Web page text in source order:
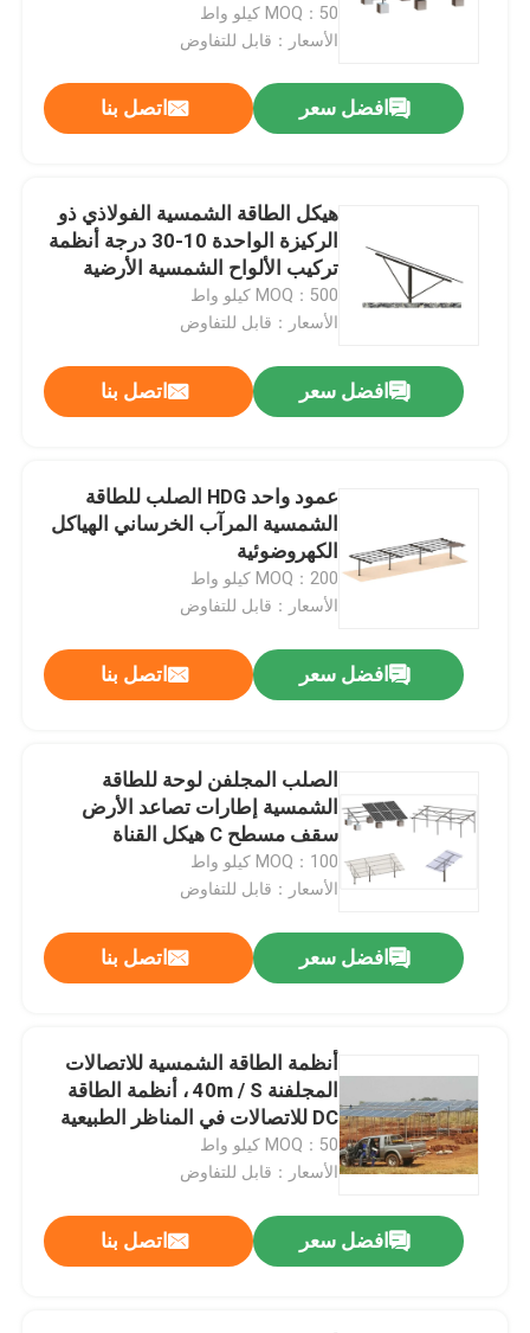
MOQ：50 كيلو واط
الأسعار：قابل للتفاوض
افضل سعر اتصل بنا
هيكل الطاقة الشمسية الفولاذي ذو
الركيزة الواحدة 10-30 درجة أنظمة
تركيب الألواح الشمسية الأرضية
MOQ：500 كيلو واط
الأسعار：قابل للتفاوض
افضل سعر اتصل بنا
عمود واحد HDG الصلب للطاقة
الشمسية المرآب الخرساني الهياكل
الكهروضوئية
MOQ：200 كيلو واط
الأسعار：قابل للتفاوض
افضل سعر اتصل بنا
الصلب المجلفن لوحة للطاقة
الشمسية إطارات تصاعد الأرض
سقف مسطح C هيكل القناة
MOQ：100 كيلو واط
الأسعار：قابل للتفاوض
افضل سعر اتصل بنا
أنظمة الطاقة الشمسية للاتصالات
المجلفنة 40m / S ، أنظمة الطاقة
DC للاتصالات في المناظر الطبيعية
MOQ：50 كيلو واط
الأسعار：قابل للتفاوض
افضل سعر اتصل بنا